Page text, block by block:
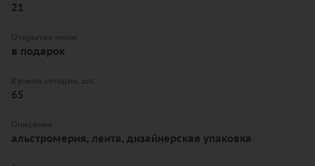
21
в подарок
65
альстромерия, лента, дизайнерская упаковка